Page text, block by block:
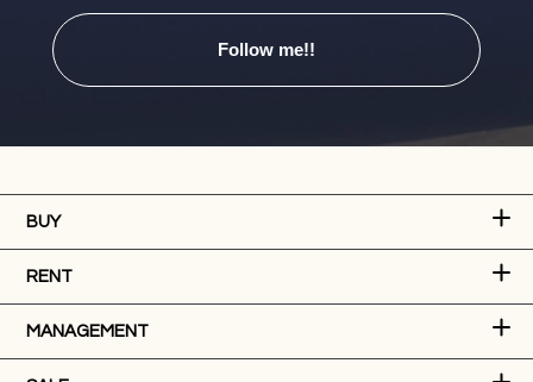
Follow me!!
BUY
RENT
MANAGEMENT